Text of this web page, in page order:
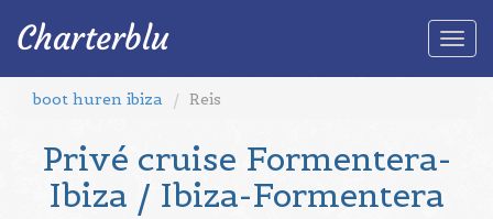
Charterblu
boot huren ibiza Reis
Privé cruise Formentera-
Ibiza / Ibiza-Formentera